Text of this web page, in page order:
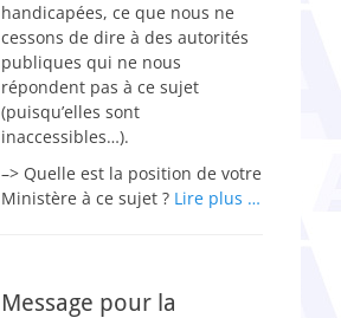
handicapées, ce que nous ne
cessons de dire à des autorités
publiques qui ne nous
répondent pas à ce sujet
(puisqu’elles sont
inaccessibles…).
–> Quelle est la position de votre
Ministère à ce sujet ? Lire plus …
Message pour la